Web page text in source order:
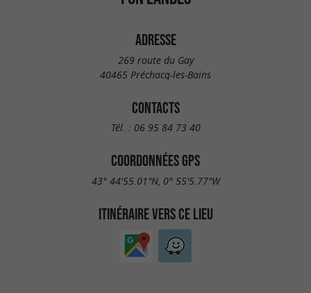
ADRESSE
269 route du Gay
40465 Préchacq-les-Bains
CONTACTS
Tél. : 06 95 84 73 40
COORDONNÉES GPS
43° 44'55.01"N, 0° 55'5.77"W
ITINÉRAIRE VERS CE LIEU